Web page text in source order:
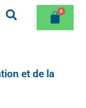
et de la